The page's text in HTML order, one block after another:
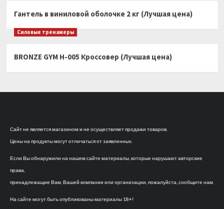
Гантель в виниловой оболочке 2 кг (Лучшая цена)
Силовые тренажеры
BRONZE GYM H-005 Кроссовер (Лучшая цена)
Сайт не является магазином и не осуществляет продажи товаров.
Цены на продукты могут отличаться от заявленных.
Если Вы обнаружили на нашем сайте материалы, которые нарушают авторские
права,
принадлежащие Вам, Вашей компании или организации, пожалуйста, сообщите нам.
На сайте могут быть опубликованы материалы 18+!